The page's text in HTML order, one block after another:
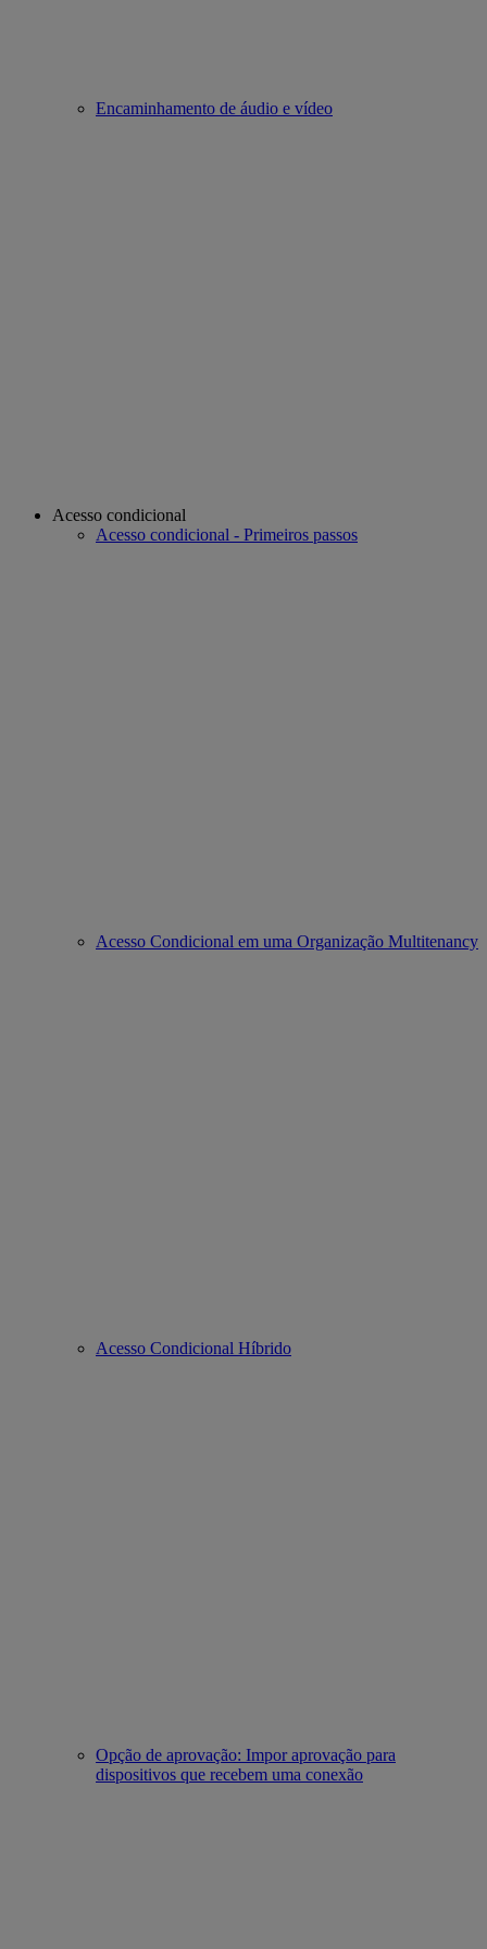
Encaminhamento de áudio e vídeo
Acesso condicional
Acesso condicional - Primeiros passos
Acesso Condicional em uma Organização Multitenancy
Acesso Condicional Híbrido
Opção de aprovação: Impor aprovação para
dispositivos que recebem uma conexão